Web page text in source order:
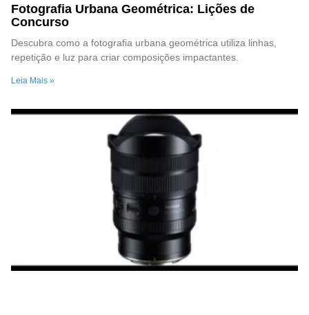
Fotografia Urbana Geométrica: Lições de
Concurso
Descubra como a fotografia urbana geométrica utiliza linhas,
repetição e luz para criar composições impactantes.
Leia Mais »